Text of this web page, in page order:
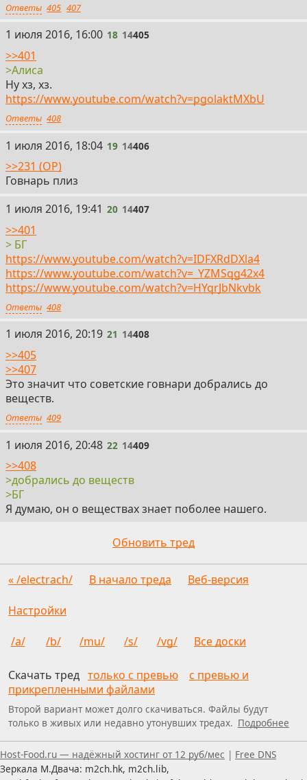
Ответы 405 407
18
1 июля 2016, 16:00 18 14405
>>401
>Алиса
Ну хз, хз.
https://www.youtube.com/watch?v=pgolaktMXbU
Ответы 408
19
1 июля 2016, 18:04 19 14406
>>231 (OP)
Говнарь плиз
20
1 июля 2016, 19:41 20 14407
>>401
> БГ
https://www.youtube.com/watch?v=IDFXRdDXla4
https://www.youtube.com/watch?v=_YZMSqg42x4
https://www.youtube.com/watch?v=HYqrJbNkvbk
Ответы 408
21
1 июля 2016, 20:19 21 14408
>>405
>>407
Это значит что советские говнари добрались до
веществ.
Ответы 409
22
1 июля 2016, 20:48 22 14409
>>408
>добрались до веществ
>БГ
Я думаю, он о веществах знает поболее нашего.
Обновить тред
« /electrach/ В начало треда Веб-версия
Настройки
/a/ /b/ /mu/ /s/ /vg/ Все доски
Скачать тред только с превью
с превью и
прикрепленными файлами
Второй вариант может долго скачиваться. Файлы будут
только в живых или недавно утонувших тредах. Подробнее
Пользуетесь скринридером — пишите, что можно
Host-Food.ru — надёжный хостинг от 12 руб/мес | Free DNS
Зеркала М.Двача: m2ch.hk, m2ch.lib,